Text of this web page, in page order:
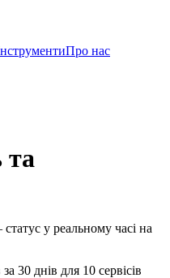
Про нас
та
у реальному часі на
за 30 днів для 10 сервісів